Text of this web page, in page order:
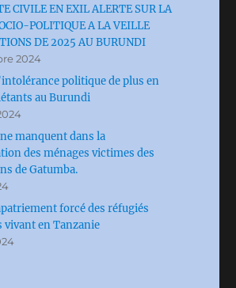
CIVILE EN EXIL ALERTE SUR LA
POLITIQUE A LA VEILLE
DE 2025 AU BURUNDI
2024
politique de plus en
au Burundi
manquent dans la
des ménages victimes des
de Gatumba.
forcé des réfugiés
vivant en Tanzanie